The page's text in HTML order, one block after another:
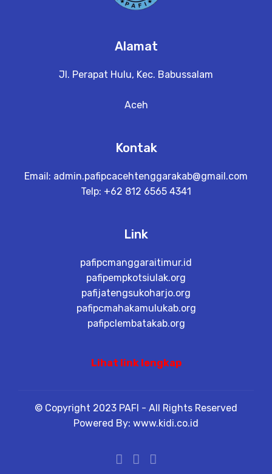
Alamat
Jl. Perapat Hulu, Kec. Babussalam
Aceh
Kontak
Email: admin.pafipcacehtenggarakab@gmail.com
Telp: +62 812 6565 4341
Link
pafipcmanggaraitimur.id
pafipempkotsiulak.org
pafijatengsukoharjo.org
pafipcmahakamulukab.org
pafipclembatakab.org
Lihat link lengkap
© Copyright 2023 PAFI - All Rights Reserved
Powered By: www.kidi.co.id